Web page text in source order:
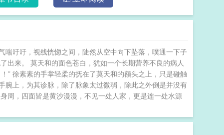
吁吁，视线恍惚之间，陡然从空中向下坠落，噗通一下子
出来。 莫天和的面色苍白，犹如一个长期营养不良的病人
” 徐素素的手掌轻柔的抚在了莫天和的额头之上，只是碰触
腕上，为其诊脉，除了脉象太过微弱，除此之外倒是并没有
周，四面皆是黄沙漫漫，不见一处人家，更是连一处水源